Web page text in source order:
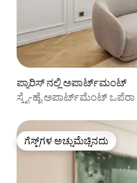
ಪ್ಯಾರಿಸ್ ನಲ್ಲಿ ಅಪಾರ್ಟ್‌ಮಂಟ್
ಸ್ಕೈ-ಹೈ ಅಪಾರ್ಟ್‌ಮೆಂಟ್
ಗೆಸ್ಟ್‌ಗಳ ಅಚ್ಚುಮೆಚ್ಚಿನದು
ಗೆಸ್ಟ್‌ಗಳ ಅಚ್ಚುಮೆಚ್ಚಿನದು